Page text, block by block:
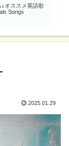
オススメ英語歌
Songs
2025.01.29